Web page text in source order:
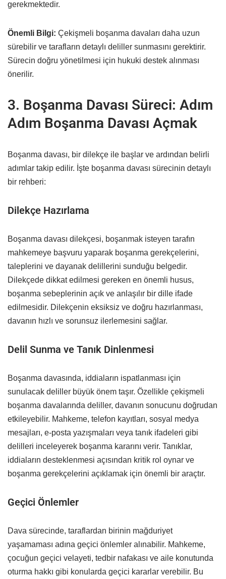
gerekmektedir.
Önemli Bilgi: Çekişmeli boşanma davaları daha uzun
sürebilir ve tarafların detaylı deliller sunmasını gerektirir.
Sürecin doğru yönetilmesi için hukuki destek alınması
önerilir.
3. Boşanma Davası Süreci: Adım
Adım Boşanma Davası Açmak
Boşanma davası, bir dilekçe ile başlar ve ardından belirli
adımlar takip edilir. İşte boşanma davası sürecinin detaylı
bir rehberi:
Dilekçe Hazırlama
Boşanma davası dilekçesi, boşanmak isteyen tarafın
mahkemeye başvuru yaparak boşanma gerekçelerini,
taleplerini ve dayanak delillerini sunduğu belgedir.
Dilekçede dikkat edilmesi gereken en önemli husus,
boşanma sebeplerinin açık ve anlaşılır bir dille ifade
edilmesidir. Dilekçenin eksiksiz ve doğru hazırlanması,
davanın hızlı ve sorunsuz ilerlemesini sağlar.
Delil Sunma ve Tanık Dinlenmesi
Boşanma davasında, iddiaların ispatlanması için
sunulacak deliller büyük önem taşır. Özellikle çekişmeli
boşanma davalarında deliller, davanın sonucunu doğrudan
etkileyebilir. Mahkeme, telefon kayıtları, sosyal medya
mesajları, e-posta yazışmaları veya tanık ifadeleri gibi
delilleri inceleyerek boşanma kararını verir. Tanıklar,
iddiaların desteklenmesi açısından kritik rol oynar ve
boşanma gerekçelerini açıklamak için önemli bir araçtır.
Geçici Önlemler
Dava sürecinde, taraflardan birinin mağduriyet
yaşamaması adına geçici önlemler alınabilir. Mahkeme,
çocuğun geçici velayeti, tedbir nafakası ve aile konutunda
oturma hakkı gibi konularda geçici kararlar verebilir. Bu